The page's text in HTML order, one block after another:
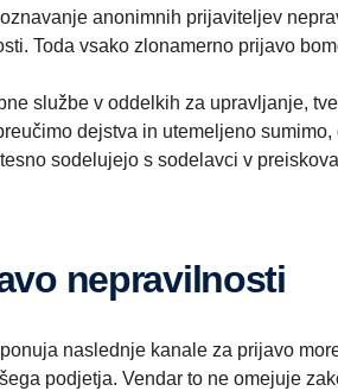
anonimnih prijaviteljev
Toda vsako zlonamerno prijavo
službe v oddelkih za upravljanje,
dejstva in utemeljeno
sodelujejo s sodelavci v
nepravilnosti
naslednje kanale za prijavo
podjetja. Vendar to ne omejuje